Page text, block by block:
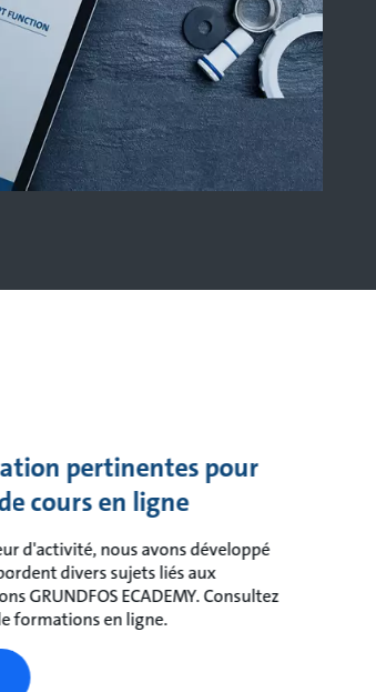
pertinentes pour
cours en ligne
d'activité, nous avons développé
divers sujets liés aux
GRUNDFOS ECADEMY. Consultez
formations en ligne.